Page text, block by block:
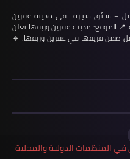
سائق سيارة في مدينة عفرين
الموقع: مدينة عفرين وريفها تعلن
ضمن فريقها في عفرين وريفها. 🔹
المنظمات الدولية والمحلية